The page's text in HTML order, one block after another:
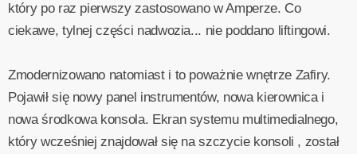
który po raz pierwszy zastosowano w Amperze. Co
ciekawe, tylnej części nadwozia... nie poddano liftingowi.
Zmodernizowano natomiast i to poważnie wnętrze Zafiry.
Pojawił się nowy panel instrumentów, nowa kierownica i
nowa środkowa konsola. Ekran systemu multimedialnego,
który wcześniej znajdował się na szczycie konsoli , został